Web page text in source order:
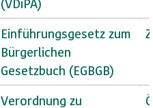
(VDiPA)
Einführungsgesetz zum
Bürgerlichen
Gesetzbuch (EGBGB)
Verordnung zu